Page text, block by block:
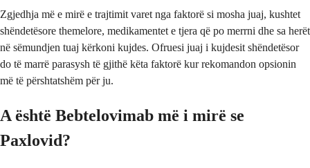
Zgjedhja më e mirë e trajtimit varet nga faktorë si mosha juaj, kushtet
shëndetësore themelore, medikamentet e tjera që po merrni dhe sa herët
në sëmundjen tuaj kërkoni kujdes. Ofruesi juaj i kujdesit shëndetësor
do të marrë parasysh të gjithë këta faktorë kur rekomandon opsionin
më të përshtatshëm për ju.
A është Bebtelovimab më i mirë se
Paxlovid?